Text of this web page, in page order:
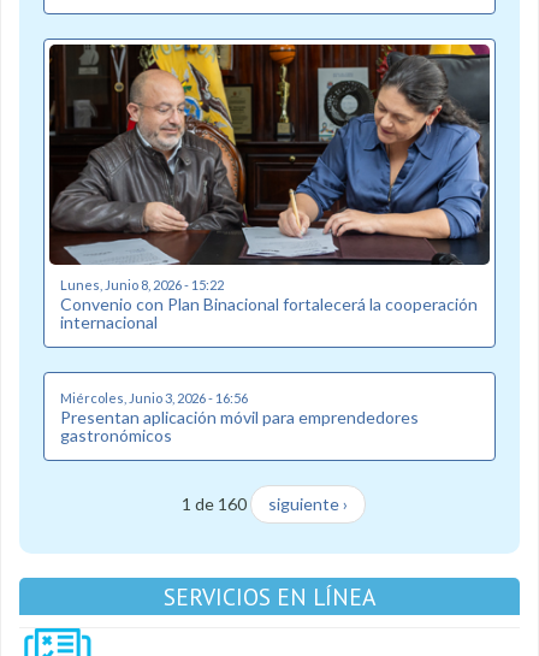
Lunes, Junio 8, 2026 - 15:22
Convenio con Plan Binacional fortalecerá la cooperación
internacional
Miércoles, Junio 3, 2026 - 16:56
Presentan aplicación móvil para emprendedores
gastronómicos
1 de 160 siguiente ›
SERVICIOS EN LÍNEA